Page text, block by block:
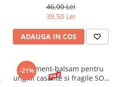
46,00 Lei
39,50 Lei
ADAUGA IN COS
-21%
Tratament-balsam pentru
unghii casante si fragile SOS